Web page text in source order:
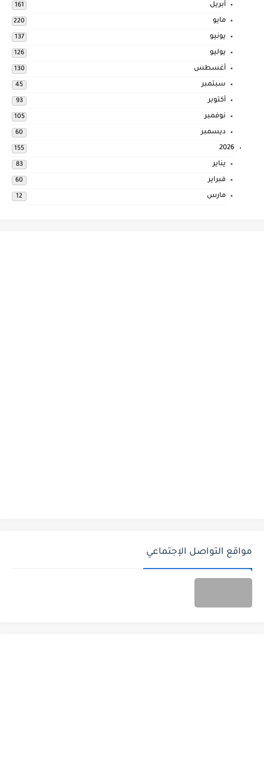
أبريل 161
مايو 220
يونيو 137
يوليو 126
أغسطس 130
سبتمبر 45
أكتوبر 93
نوفمبر 105
ديسمبر 60
2026
155
يناير 83
فبراير 60
مارس 12
مواقع التواصل الإجتماعي